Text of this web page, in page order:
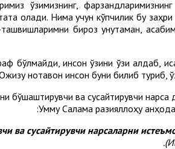
ўзимизнинг,
олади. Нима учун кўпчилик бу заҳри
бироз унутаман, асабим
бўлмайди, инсон ўзини ўзи алдаб,
Ожизу нотавон инсон буни билиб туриб,
бўшаштирувчи ва сусайтирувчи нарса
Умму Салама разияллоҳу